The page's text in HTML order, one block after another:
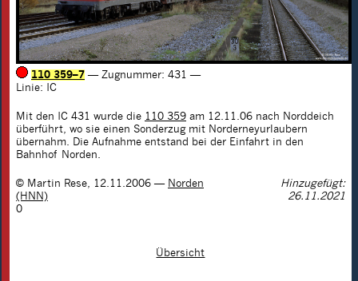
110 359–7 — Zugnummer: 431 —
Linie: IC
Mit den IC 431 wurde die 110 359 am 12.11.06 nach Norddeich
überführt, wo sie einen Sonderzug mit Norderneyurlaubern
übernahm. Die Aufnahme entstand bei der Einfahrt in den
Bahnhof Norden.
© Martin Rese 12.11.2006 — Norden
(HNN)
Hinzugefügt:
26.11.2021
0
Übersicht